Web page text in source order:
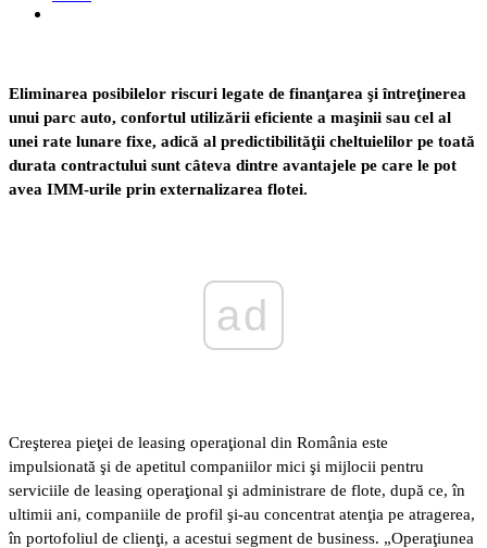
Eliminarea posibilelor riscuri legate de finanţarea şi întreţinerea
unui parc auto, confortul utilizării eficiente a maşinii sau cel al
unei rate lunare fixe, adică al predictibilităţii cheltuielilor pe toată
durata contractului sunt câteva dintre avantajele pe care le pot
avea IMM-urile prin externalizarea flotei.
ad
Creşterea pieţei de leasing operaţional din România este
impulsionată şi de apetitul companiilor mici şi mijlocii pentru
serviciile de leasing operaţional şi administrare de flote, după ce, în
ultimii ani, companiile de profil şi-au concentrat atenţia pe atragerea,
în portofoliul de clienţi, a acestui segment de business. „Operaţiunea